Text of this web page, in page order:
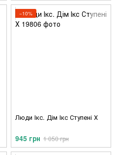
−10%
Люди Ікс. Дім Ікс Ступені Х
945 грн 1 050 грн